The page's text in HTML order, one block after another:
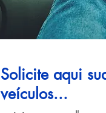
Solicite aqui
veículos...